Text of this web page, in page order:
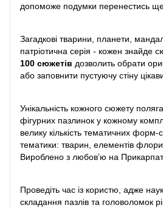
допоможе подумки перенестись
Загадкові тварини, планети,
патріотична серія - кожен знайде
100 сюжетів дозволить обрати
або заповнити пустуючу стіну
Унікальність кожного сюжету
фігурних пазлинок у кожному
велику кількість тематичних форм-
тематики: тварин, елементів
Вироблено з любов’ю на
Проведіть час із користю, адже
складання пазлів та головоломок